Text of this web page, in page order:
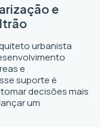
e
urbanista
e
suporte é
decisões mais
um